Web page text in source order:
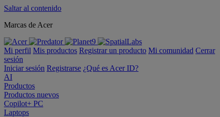
Saltar al contenido
Marcas de Acer
Mi perfil Mis productos Registrar un producto Mi comunidad Cerrar
sesión
Iniciar sesión Registrarse ¿Qué es Acer ID?
AI
Productos
Productos nuevos
Copilot+ PC
Laptops